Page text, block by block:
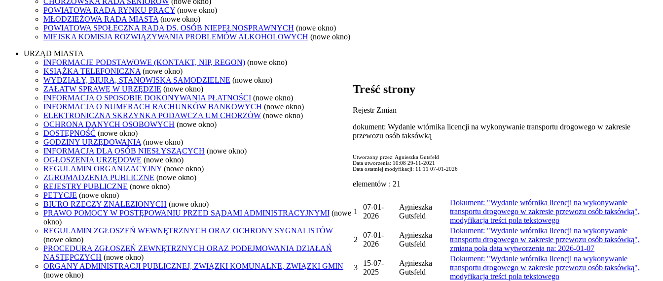
POWIATOWA RADA RYNKU PRACY (nowe okno)
MŁODZIEŻOWA RADA MIASTA (nowe okno)
POWIATOWA SPOŁECZNA RADA DS. OSÓB NIEPEŁNOSPRAWNYCH (nowe okno)
MIEJSKA KOMISJA ROZWIĄZYWANIA PROBLEMÓW ALKOHOLOWYCH (nowe okno)
URZĄD MIASTA
INFORMACJE PODSTAWOWE (KONTAKT, NIP, REGON) (nowe okno)
KSIĄŻKA TELEFONICZNA (nowe okno)
WYDZIAŁY, BIURA, STANOWISKA SAMODZIELNE (nowe okno)
ZAŁATW SPRAWĘ W URZĘDZIE (nowe okno)
INFORMACJA O SPOSOBIE DOKONYWANIA PŁATNOŚCI (nowe okno)
INFORMACJA O NUMERACH RACHUNKÓW BANKOWYCH (nowe okno)
ELEKTRONICZNA SKRZYNKA PODAWCZA UM CHORZÓW (nowe okno)
OCHRONA DANYCH OSOBOWYCH (nowe okno)
DOSTĘPNOŚĆ (nowe okno)
GODZINY URZĘDOWANIA (nowe okno)
INFORMACJA DLA OSÓB NIESŁYSZĄCYCH (nowe okno)
OGŁOSZENIA URZĘDOWE (nowe okno)
REGULAMIN ORGANIZACYJNY (nowe okno)
ZGROMADZENIA PUBLICZNE (nowe okno)
REJESTRY PUBLICZNE (nowe okno)
PETYCJE (nowe okno)
BIURO RZECZY ZNALEZIONYCH (nowe okno)
PRAWO POMOCY W POSTĘPOWANIU PRZED SĄDAMI ADMINISTRACYJNYMI (nowe
okno)
REGULAMIN ZGŁOSZEŃ WEWNĘTRZNYCH ORAZ OCHRONY SYGNALISTÓW
(nowe okno)
PROCEDURA ZGŁOSZEŃ ZEWNĘTRZNYCH ORAZ PODEJMOWANIA DZIAŁAŃ
NASTĘPCZYCH (nowe okno)
ORGANY ADMINISTRACJI PUBLICZNEJ, ZWIĄZKI KOMUNALNE, ZWIĄZKI GMIN
(nowe okno)
Treść strony
Rejestr Zmian
dokument: Wydanie wtórnika licencji na wykonywanie transportu drogowego w zakresie
przewozu osób taksówką
Utworzony przez: Agnieszka Gutsfeld
Data utworzenia: 10:08 29-11-2021
Data ostatniej modyfikacji: 11:11 07-01-2026
elementów : 21
1
07-01-
2026
Agnieszka
Gutsfeld
Dokument: "Wydanie wtórnika licencji na wykonywanie
transportu drogowego w zakresie przewozu osób taksówką",
modyfikacja treści pola tekstowego
2
07-01-
2026
Agnieszka
Gutsfeld
Dokument: "Wydanie wtórnika licencji na wykonywanie
transportu drogowego w zakresie przewozu osób taksówką",
zmiana pola data wytworzenia na: 2026-01-07
3
15-07-
2025
Agnieszka
Gutsfeld
Dokument: "Wydanie wtórnika licencji na wykonywanie
transportu drogowego w zakresie przewozu osób taksówką",
modyfikacja treści pola tekstowego